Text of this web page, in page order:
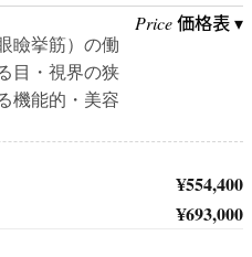
瞼挙筋）の働
目・視界の狭
機能的・美容
Price価格表 ▾
¥554,400
¥693,000